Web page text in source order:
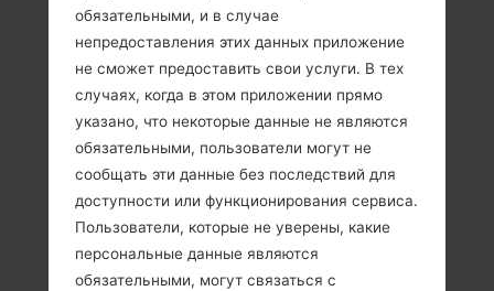
обязательными, и в случае
непредоставления этих данных приложение
не сможет предоставить свои услуги. В тех
случаях, когда в этом приложении прямо
указано, что некоторые данные не являются
обязательными, пользователи могут не
сообщать эти данные без последствий для
доступности или функционирования сервиса.
Пользователи, которые не уверены, какие
персональные данные являются
обязательными, могут связаться с